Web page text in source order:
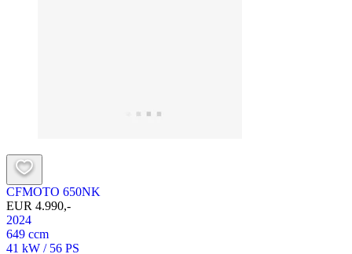
CFMOTO 650NK
EUR 4.990,-
2024
649 ccm
41 kW / 56 PS